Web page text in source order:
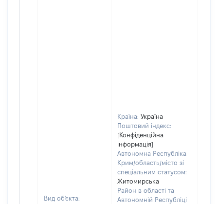
Вид об'єкта:
Країна: Україна
Поштовий індекс:
[Конфіденційна
інформація]
Автономна Республіка
Крим/область/місто зі
спеціальним статусом:
Житомирська
Район в області та
Автономній Республіці